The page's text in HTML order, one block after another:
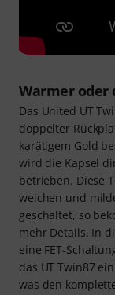
Warmer oder
Das United UT
doppelter
karätigem Gold
wird die Kapsel
betrieben. Diese
weichen und
geschaltet, so
mehr Details. In
eine FET-
das UT Twin87
was den